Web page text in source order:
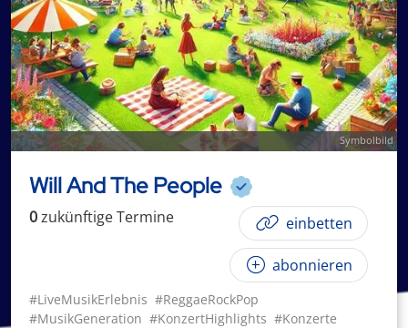
Symbolbild
Will And The People
0zukünftigeTermine einbetten
abonnieren
#LiveMusikErlebnis #ReggaeRockPop
#MusikGeneration #KonzertHighlights #Konzerte